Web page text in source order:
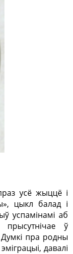
усё жыццё і
цыкл балад і
успамінамі аб
ў
пра родны
давалі